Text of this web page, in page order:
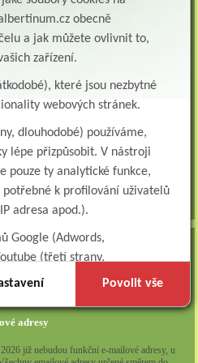
do pracovního poměru: VŠEOBECNÁ
přijme
do pracovního
volná místa »
adresy
již nebudou funkční e-mailové adresy, u
obecně
a jak můžete ovlivnit to,
zařízení.
které jsou nezbytné
webových stránek.
dlouhodobé) používáme,
lépe přizpůsobit. V nástroji
pouze ty analytické funkce,
k profilování uživatelů
adresa apod.).
Google (Adwords,
(třetí strany,
k marketingovému
reklamy na
Povolit vše